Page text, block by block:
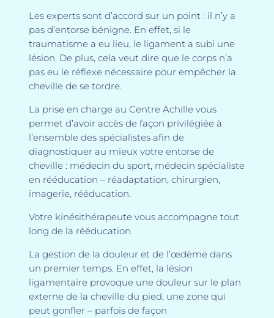
Les experts sont d’accord sur un point : il n’y a
pas d’entorse bénigne. En effet, si le
traumatisme a eu lieu, le ligament a subi une
lésion. De plus, cela veut dire que le corps n’a
pas eu le réflexe nécessaire pour empêcher la
cheville de se tordre.
La prise en charge au Centre Achille vous
permet d’avoir accès de façon privilégiée à
l’ensemble des spécialistes afin de
diagnostiquer au mieux votre entorse de
cheville : médecin du sport, médecin spécialiste
en rééducation – réadaptation, chirurgien,
imagerie, rééducation.
Votre kinésithérapeute vous accompagne tout
long de la rééducation.
La gestion de la douleur et de l’œdème dans
un premier temps. En effet, la lésion
ligamentaire provoque une douleur sur le plan
externe de la cheville du pied, une zone qui
peut gonfler – parfois de façon